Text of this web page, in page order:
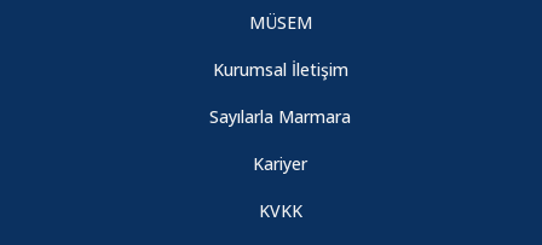
MÜSEM
Kurumsal İletişim
Sayılarla Marmara
Kariyer
KVKK